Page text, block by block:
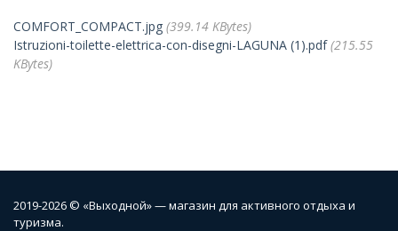
COMFORT_COMPACT.jpg (399.14 KBytes)
Istruzioni-toilette-elettrica-con-disegni-LAGUNA (1).pdf (215.55
KBytes)
2019-2026 © «Выходной» — магазин для активного отдыха и
туризма.